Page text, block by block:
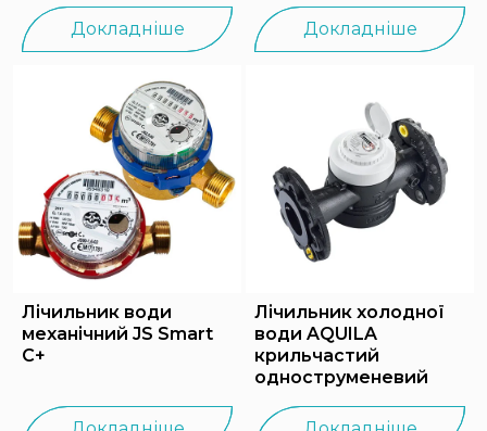
Докладніше Докладніше
Лічильник води
механічний JS Smart
С+
Лічильник холодної
води AQUILA
крильчастий
одноструменевий